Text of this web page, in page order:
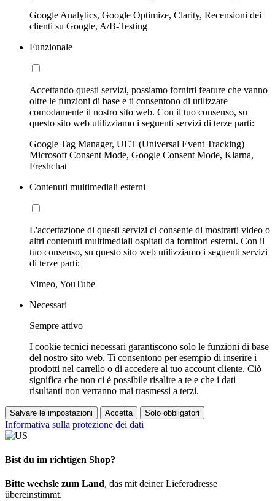
Google Analytics, Google Optimize, Clarity, Recensioni dei
clienti su Google, A/B-Testing
Funzionale
Accettando questi servizi, possiamo fornirti feature che vanno
oltre le funzioni di base e ti consentono di utilizzare
comodamente il nostro sito web. Con il tuo consenso, su
questo sito web utilizziamo i seguenti servizi di terze parti:
Google Tag Manager, UET (Universal Event Tracking)
Microsoft Consent Mode, Google Consent Mode, Klarna,
Freshchat
Contenuti multimediali esterni
L'accettazione di questi servizi ci consente di mostrarti video o
altri contenuti multimediali ospitati da fornitori esterni. Con il
tuo consenso, su questo sito web utilizziamo i seguenti servizi
di terze parti:
Vimeo, YouTube
Necessari
Sempre attivo
I cookie tecnici necessari garantiscono solo le funzioni di base
del nostro sito web. Ti consentono per esempio di inserire i
prodotti nel carrello o di accedere al tuo account cliente. Ciò
significa che non ci è possibile risalire a te e che i dati
risultanti non verranno mai trasmessi a terzi.
Salvare le impostazioni Accetta Solo obbligatori
Informativa sulla protezione dei dati
Bist du im richtigen Shop?
Bitte wechsle zum Land, das mit deiner Lieferadresse
übereinstimmt.